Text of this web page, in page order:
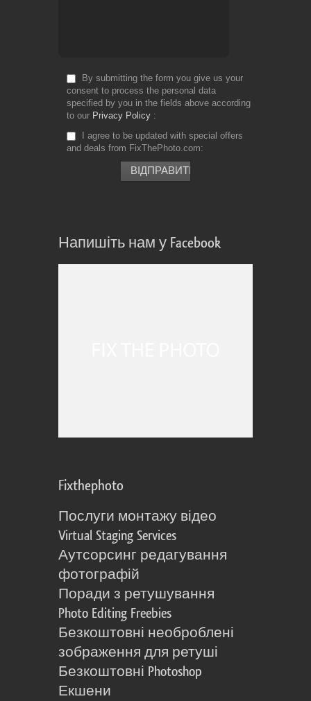
By submitting the form you give us your
consent to process the personal data
specified by you in the fields above according
to our Privacy Policy
I agree to be updated with special offers
and deals from FixThePhoto.com
Напишіть нам у Facebook
Fixthephoto
Послуги монтажу відео
Virtual Staging Services
Аутсорсинг редагування
фотографій
Поради з ретушування
Photo Editing Freebies
Безкоштовні необроблені
зображення для ретуші
Безкоштовні Photoshop
Екшени